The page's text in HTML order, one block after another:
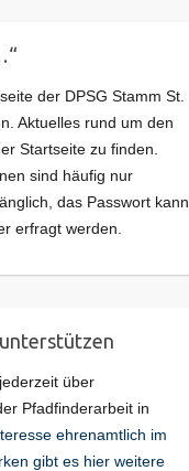
der DPSG Stamm St.
Aktuelles rund um den
Startseite zu finden.
sind häufig nur
das Passwort kann
erfragt werden.
über
Pfadfinderarbeit in
ehrenamtlich im
gibt es hier weitere